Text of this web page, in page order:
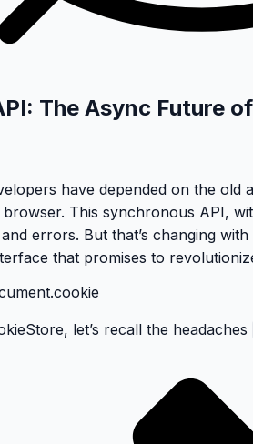
The Async Future
have depended on the old
This synchronous API,
errors. But that’s changing
that promises to
let’s recall the headaches